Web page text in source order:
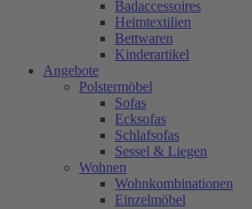
Badaccessoires
Heimtextilien
Bettwaren
Kinderartikel
Angebote
Polstermöbel
Sofas
Ecksofas
Schlafsofas
Sessel & Liegen
Wohnen
Wohnkombinationen
Einzelmöbel